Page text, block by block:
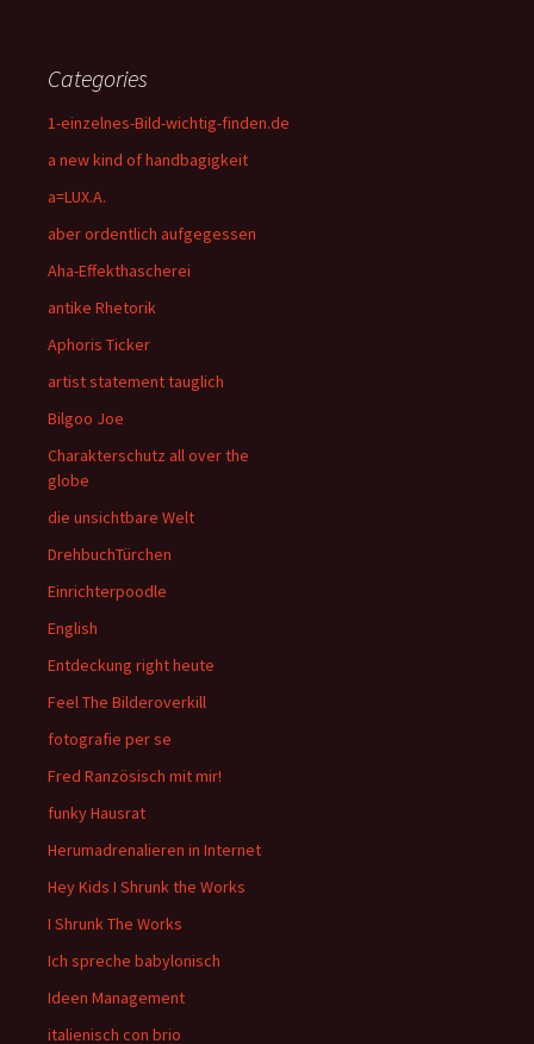
Categories
1-einzelnes-Bild-wichtig-finden.de
a new kind of handbagigkeit
a=LUX.A.
aber ordentlich aufgegessen
Aha-Effekthascherei
antike Rhetorik
Aphoris Ticker
artist statement tauglich
Bilgoo Joe
Charakterschutz all over the
globe
die unsichtbare Welt
DrehbuchTürchen
Einrichterpoodle
English
Entdeckung right heute
Feel The Bilderoverkill
fotografie per se
Fred Ranzösisch mit mir!
funky Hausrat
Herumadrenalieren in Internet
Hey Kids I Shrunk the Works
I Shrunk The Works
Ich spreche babylonisch
Ideen Management
italienisch con brio